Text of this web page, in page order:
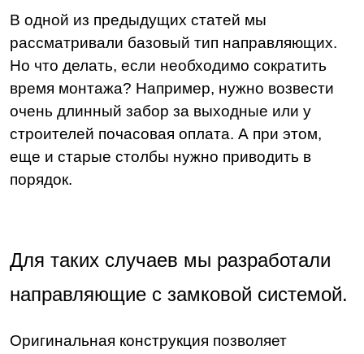
В одной из предыдущих статей мы
рассматривали базовый тип направляющих.
Но что делать, если необходимо сократить
время монтажа? Например, нужно возвести
очень длинный забор за выходные или у
строителей почасовая оплата. А при этом,
еще и старые столбы нужно приводить в
порядок.
Для таких случаев мы разработали
направляющие с замковой системой.
Оригинальная конструкция позволяет